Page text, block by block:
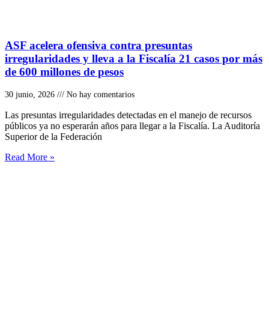
ASF acelera ofensiva contra presuntas
irregularidades y lleva a la Fiscalía 21 casos por más
de 600 millones de pesos
30 junio, 2026 No hay comentarios
Las presuntas irregularidades detectadas en el manejo de recursos
públicos ya no esperarán años para llegar a la Fiscalía. La Auditoría
Superior de la Federación
Read More »